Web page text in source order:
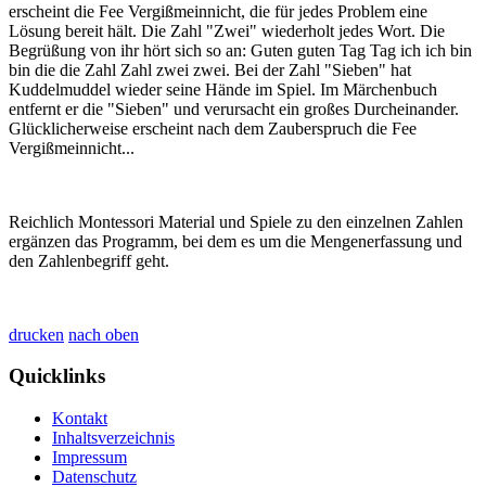
erscheint die Fee Vergißmeinnicht, die für jedes Problem eine
Lösung bereit hält. Die Zahl "Zwei" wiederholt jedes Wort. Die
Begrüßung von ihr hört sich so an: Guten guten Tag Tag ich ich bin
bin die die Zahl Zahl zwei zwei. Bei der Zahl "Sieben" hat
Kuddelmuddel wieder seine Hände im Spiel. Im Märchenbuch
entfernt er die "Sieben" und verursacht ein großes Durcheinander.
Glücklicherweise erscheint nach dem Zauberspruch die Fee
Vergißmeinnicht...
Reichlich Montessori Material und Spiele zu den einzelnen Zahlen
ergänzen das Programm, bei dem es um die Mengenerfassung und
den Zahlenbegriff geht.
drucken nach oben
Quicklinks
Kontakt
Inhaltsverzeichnis
Impressum
Datenschutz